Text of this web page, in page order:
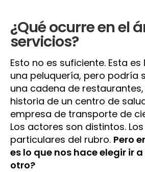
¿Qué ocurre en el
servicios?
Esto no es suficiente. Esta
una peluquería, pero podría
una cadena de
historia de un centro de
empresa de transporte de
Los actores son distintos.
particulares del rubro. Pero
es lo que nos hace elegir ir
otro?